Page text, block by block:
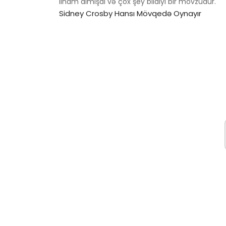
Sidney Crosby Hansı Mövqedə Oynayır